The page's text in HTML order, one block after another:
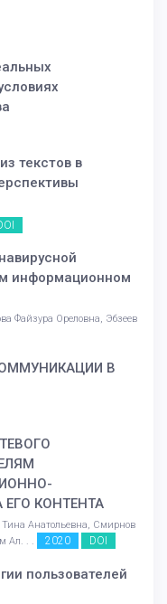
текстов в
информационном
Файзура Ореловна, Эбзеев
В
КОНТЕНТА
Анатольевна, Смирнов
Ал. . .
2020 DOI
пользователей